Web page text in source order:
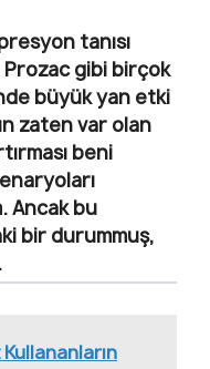
tanısı
Prozac gibi birçok
büyük yan etki
zaten var olan
beni
Ancak bu
bir durummuş,